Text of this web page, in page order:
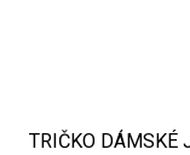
TRIČKO DÁMSKÉ